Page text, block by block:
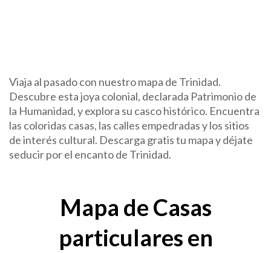
Viaja al pasado con nuestro mapa de Trinidad.
Descubre esta joya colonial, declarada Patrimonio de
la Humanidad, y explora su casco histórico. Encuentra
las coloridas casas, las calles empedradas y los sitios
de interés cultural. Descarga gratis tu mapa y déjate
seducir por el encanto de Trinidad.
Mapa de Casas
particulares en